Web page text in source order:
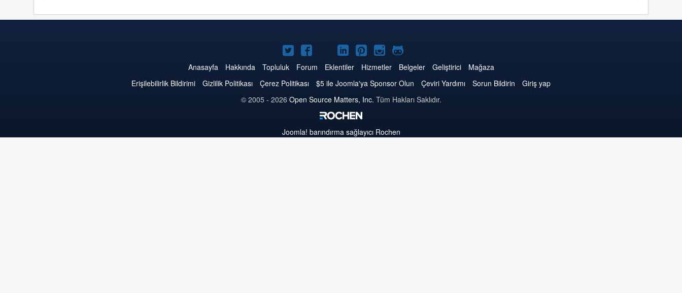
Twitter'da
Joomla
Facebook'da
Joomla
YouTube'da
Joomla
LinkedIn'de
Joomla
Pinterest'de
Joomla
Instagram'da
Joomla
GitHub'da
Joomla
Anasayfa Hakkında Topluluk Forum Eklentiler Hizmetler Belgeler Geliştirici
Mağaza
Erişilebilirlik Bildirimi
Gizlilik Politikası Çerez Politikası $5 ile Joomla'ya Sponsor Olun Çeviri Yardımı Sorun Bildirin
Giriş yap
© 2005 - 2026 Open Source Matters, Inc. Tüm Hakları Saklıdır.
Joomla! barındırma sağlayıcı Rochen